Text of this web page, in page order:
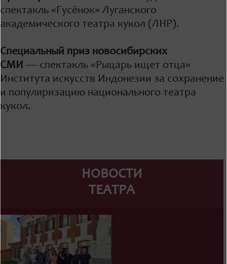
НОВОСТИ
ТЕАТРА
спектакль «Гусёнок» Луганского
академического театра кукол (ЛНР).
Специальный приз новосибирских
СМИ — спектакль «Рыцарь ищет отца»
Института искусств Индонезии за сохранение
и популяризацию национального театра
кукол.